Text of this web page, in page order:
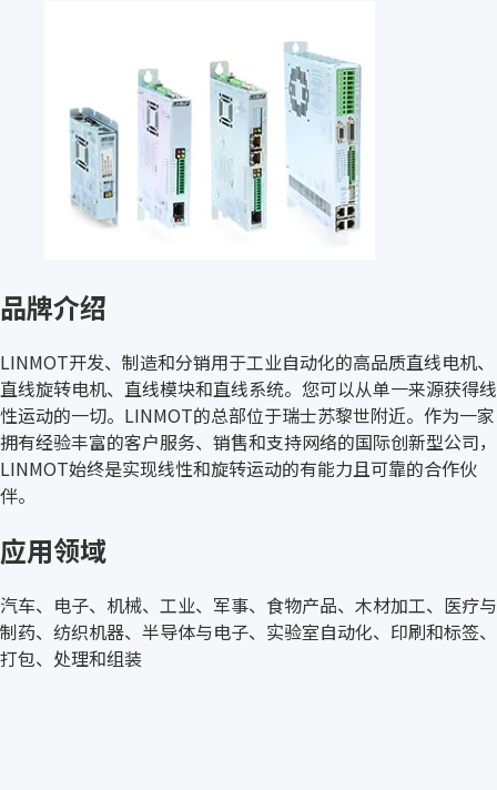
品牌介绍
LINMOT开发、制造和分销用于工业自动化的高品质直线电机、
直线旋转电机、直线模块和直线系统。您可以从单一来源获得线
性运动的一切。LINMOT的总部位于瑞士苏黎世附近。作为一家
拥有经验丰富的客户服务、销售和支持网络的国际创新型公司，
LINMOT始终是实现线性和旋转运动的有能力且可靠的合作伙
伴。
应用领域
汽车、电子、机械、工业、军事、食物产品、木材加工、医疗与
制药、纺织机器、半导体与电子、实验室自动化、印刷和标签、
打包、处理和组装